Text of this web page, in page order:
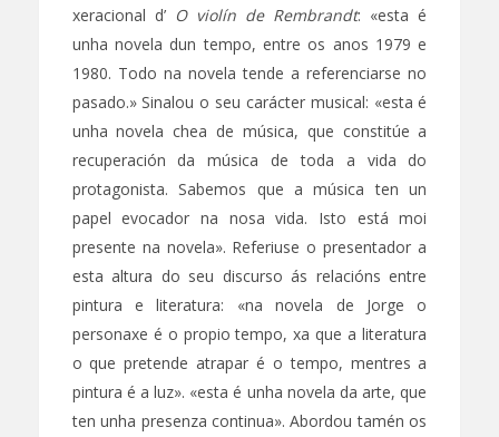
xeracional d’ O violín de Rembrandt: «esta é
unha novela dun tempo, entre os anos 1979 e
1980. Todo na novela tende a referenciarse no
pasado.» Sinalou o seu carácter musical: «esta é
unha novela chea de música, que constitúe a
recuperación da música de toda a vida do
protagonista. Sabemos que a música ten un
papel evocador na nosa vida. Isto está moi
presente na novela». Referiuse o presentador a
esta altura do seu discurso ás relacións entre
pintura e literatura: «na novela de Jorge o
personaxe é o propio tempo, xa que a literatura
o que pretende atrapar é o tempo, mentres a
pintura é a luz». «esta é unha novela da arte, que
ten unha presenza continua». Abordou tamén os